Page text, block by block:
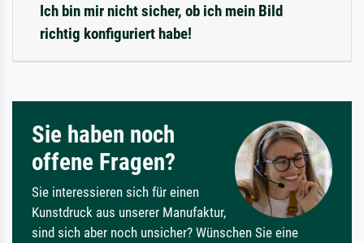
Ich bin mir nicht sicher, ob ich mein Bild
richtig konfiguriert habe!
Sie haben noch
offene Fragen?
Sie interessieren sich für einen
Kunstdruck aus unserer Manufaktur,
sind sich aber noch unsicher? Wünschen Sie eine